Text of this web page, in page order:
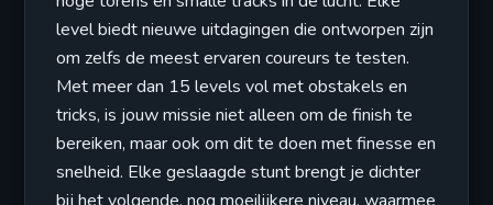
level biedt nieuwe uitdagingen die ontworpen zijn
om zelfs de meest ervaren coureurs te testen.
Met meer dan 15 levels vol met obstakels en
tricks, is jouw missie niet alleen om de finish te
bereiken, maar ook om dit te doen met finesse en
snelheid. Elke geslaagde stunt brengt je dichter